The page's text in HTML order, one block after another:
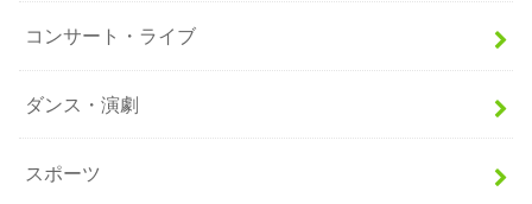
コンサート・ライブ
ダンス・演劇
スポーツ